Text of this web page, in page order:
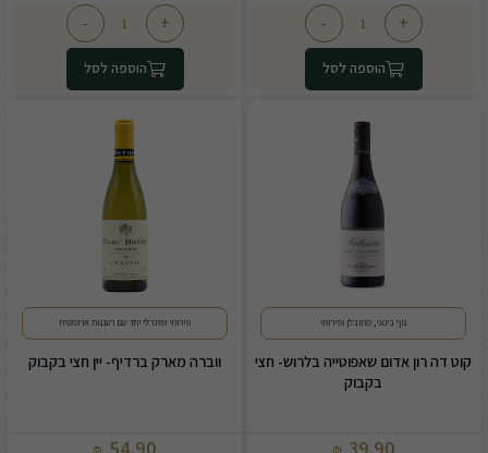
+
-
הוספה לסל
+
-
הוספה לסל
גוף בינוני, מתובלן ופירותי
קוט דה רון אדום שאפוטייה בלרוש- חצי
בקבוק
39.90
₪
פירותי ומינרלי יחד עם רעננות ארומטית
ווברה מארק ברדיף- יין חצי בקבוק
54.90
₪